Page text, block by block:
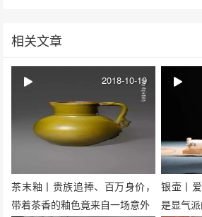
相关文章
茶末釉丨贵族追捧、百万身价，
带着茶香的釉色竟来自一场意外
2018-10-19
银壶丨
是显气派